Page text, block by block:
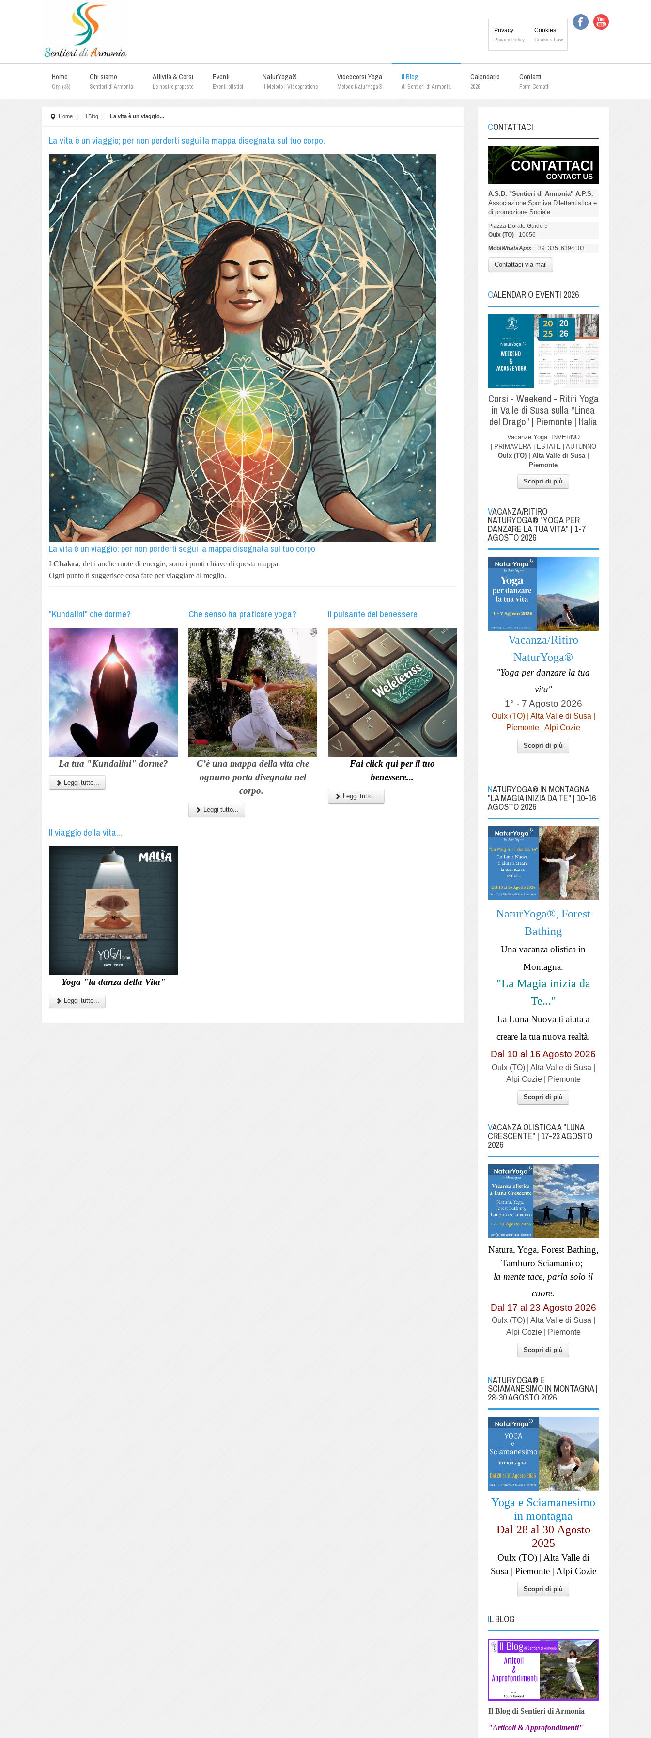
Privacy
Privacy Policy
Cookies
Cookies Law
Home
Oṃ (ॐ)
Chi siamo
Sentieri di Armonia
Attività & Corsi
Le nostre proposte
Eventi
Eventi olistici
NaturYoga®
Il Metodo | Videopratiche
Videocorsi Yoga
Metodo NaturYoga®
Il Blog
di Sentieri di Armonia
Calendario
2026
Contatti
Form Contatti
Home Il Blog La vita è un viaggio...
La vita è un viaggio; per non perderti segui la mappa disegnata sul tuo corpo.
La vita è un viaggio; per non perderti segui la mappa disegnata sul tuo corpo
IChakra, detti anche ruote di energie, sono i punti chiave di questa mappa.
Ogni punto ti suggerisce cosa fare per viaggiare al meglio.
"Kundalini" che dorme?
La tua "Kundalini"dorme?
Leggi tutto...
Che senso ha praticare yoga?
C’è una mappa della vita che
ognuno porta disegnata nel
corpo.
Leggi tutto...
Il pulsante del benessere
Fai click qui per il tuo
benessere...
Leggi tutto...
Il viaggio della vita...
Yoga "la danza della Vita"
Leggi tutto...
CONTATTACI
A.S.D. "Sentieri di Armonia" A.P.S.
Associazione Sportiva Dilettantistica e
di promozione Sociale.
Piazza Dorato Guido 5
Oulx (TO)- 10056
Mob/WhatsApp: + 39. 335. 6394103
Contattaci via mail
CALENDARIO EVENTI 2026
Corsi - Weekend - Ritiri Yoga
in Valle di Susa sulla "Linea
del Drago" | Piemonte | Italia
Vacanze Yoga INVERNO
| PRIMAVERA | ESTATE | AUTUNNO
Oulx (TO) | Alta Valle di Susa |
Piemonte
Scopri di più
VACANZA/RITIRO
NATURYOGA® "YOGA PER
DANZARE LA TUA VITA" | 1-7
AGOSTO 2026
Vacanza/Ritiro
NaturYoga®
"Yoga per danzare la tua
vita"
1° - 7 Agosto 2026
Oulx (TO) | Alta Valle di Susa |
Piemonte | Alpi Cozie
Scopri di più
NATURYOGA® IN MONTAGNA
"LA MAGIA INIZIA DA TE" | 10-16
AGOSTO 2026
NaturYoga®, Forest
Bathing
Una vacanza olistica in
Montagna.
"La Magia inizia da
Te..."
La Luna Nuova ti aiuta a
creare la tua nuova realtà.
Dal 10 al 16 Agosto 2026
Oulx (TO) | Alta Valle di Susa |
Alpi Cozie | Piemonte
Scopri di più
VACANZA OLISTICA A "LUNA
CRESCENTE" | 17-23 AGOSTO
2026
Natura, Yoga, Forest Bathing,
Tamburo Sciamanico;
la mente tace, parla solo il
cuore.
Dal 17 al 23 Agosto 2026
Oulx (TO) | Alta Valle di Susa |
Alpi Cozie | Piemonte
Scopri di più
NATURYOGA® E
SCIAMANESIMO IN MONTAGNA |
28-30 AGOSTO 2026
Yoga e Sciamanesimo
in montagna
Dal 28 al 30 Agosto
2025
Oulx (TO) | Alta Valle di
Susa | Piemonte | Alpi Cozie
Scopri di più
IL BLOG
Il Blog di Sentieri di Armonia
"Articoli & Approfondimenti"